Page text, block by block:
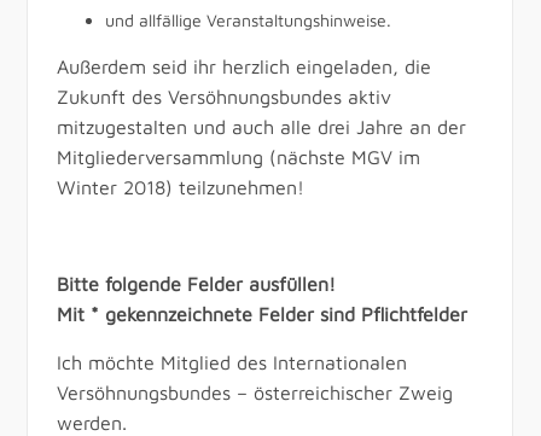
und allfällige Veranstaltungshinweise.
Außerdem seid ihr herzlich eingeladen, die
Zukunft des Versöhnungsbundes aktiv
mitzugestalten und auch alle drei Jahre an der
Mitgliederversammlung (nächste MGV im
Winter 2018) teilzunehmen!
Bitte folgende Felder ausfüllen!
Mit * gekennzeichnete Felder sind Pflichtfelder
Ich möchte Mitglied des Internationalen
Versöhnungsbundes – österreichischer Zweig
werden.